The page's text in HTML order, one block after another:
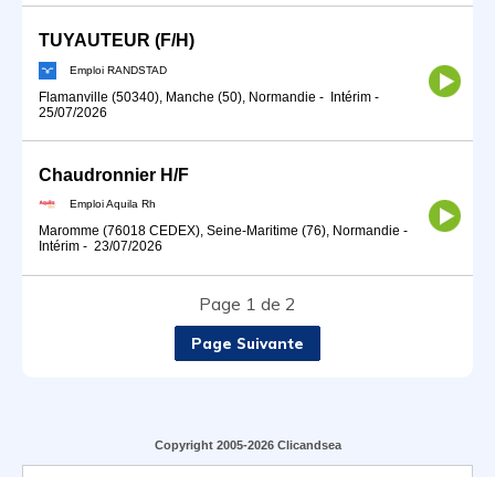
TUYAUTEUR (F/H)
Emploi RANDSTAD
Flamanville (50340), Manche (50), Normandie - Intérim -
25/07/2026
Chaudronnier H/F
Emploi Aquila Rh
Maromme (76018 CEDEX), Seine-Maritime (76), Normandie -
Intérim - 23/07/2026
Page 1 de 2
Page Suivante
Copyright 2005-2026 Clicandsea